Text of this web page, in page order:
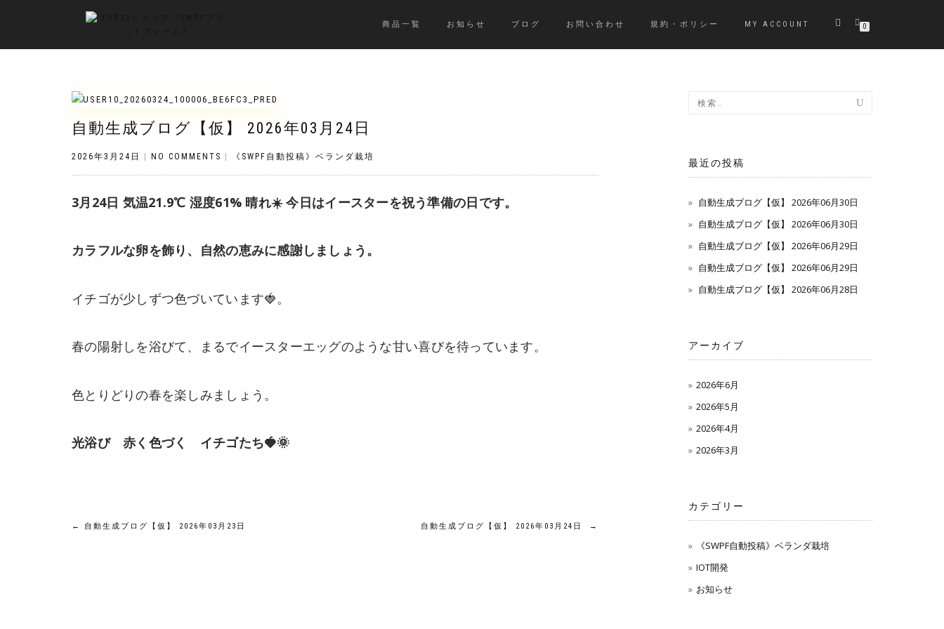
商品一覧 お知らせ ブログ お問い合わせ 規約・ポリシー MY ACCOUNT 0
自動生成ブログ【仮】 2026年03月24日
2026年3月24日 NO COMMENTS 《SWPF自動投稿》ベランダ栽培
3月24日 気温21.9℃ 湿度61% 晴れ☀️ 今日はイースターを祝う準備の日です。
カラフルな卵を飾り、自然の恵みに感謝しましょう。
イチゴが少しずつ色づいています🍓。
春の陽射しを浴びて、まるでイースターエッグのような甘い喜びを待っています。
色とりどりの春を楽しみましょう。
光浴び 赤く色づく イチゴたち🍓🌞
投
← 自動生成ブログ【仮】 2026年03月23日 自動生成ブログ【仮】 2026年03月24日 →
最近の投稿
自動生成ブログ【仮】 2026年06月30日
自動生成ブログ【仮】 2026年06月30日
自動生成ブログ【仮】 2026年06月29日
自動生成ブログ【仮】 2026年06月29日
自動生成ブログ【仮】 2026年06月28日
アーカイブ
2026年6月
2026年5月
2026年4月
2026年3月
カテゴリー
《SWPF自動投稿》ベランダ栽培
IOT開発
お知らせ